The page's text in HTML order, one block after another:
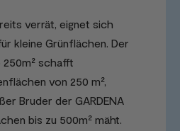
verrät, eignet sich
kleine Grünflächen. Der
250m² schafft
von 250 m²,
Bruder der GARDENA
bis zu 500m² mäht.